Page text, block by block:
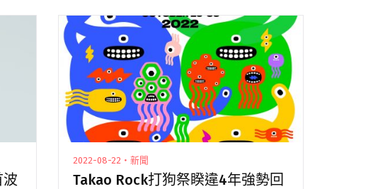
HowZ閱讀全文 "Takao Rock打狗祭解鎖超
過20組卡司 持修、LINION、wannasleep
等多組新生代創作者齊聚高雄港灣"
波
2022-08-22・新聞
Takao Rock打狗祭睽違4年強勢回